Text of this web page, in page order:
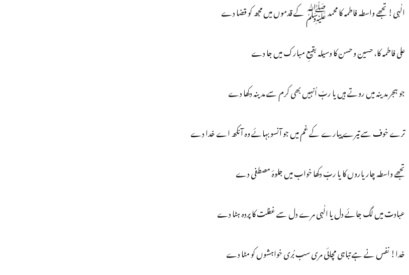
الٰہی! تجھے واسطہ فاطمہ کا محمد ﷺ کے قدموں میں مجھ کو قضا دے
علی فاطمہ کا، حسین و حسن کا وسیلہ بقیعِ مبارک میں جا دے
جو ہجر مدینہ میں روتے ہیں یا ربّ اُنہیں بھی کرم سے مدینہ دکھا دے
ترے خوف سے تیرے پیارے کے غم میں جو آنسو بہائے وہ آنکھ اے خدا دے
تجھے واسطہ چار یاروں کا یا ربّ دکھا خواب میں جلوۂ مصطفی دے
عبادت میں لگ جائے دل یا الٰہی مرے دل سے غفلت کا پردہ ہٹا دے
خدا! نفس نے ہے تباہی مچائی مری سب بُری خواہشوں کو مٹا دے